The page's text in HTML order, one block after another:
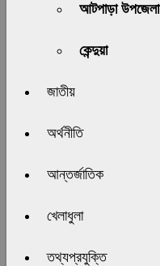
আটপাড়া উপজেলা
কেন্দুয়া
জাতীয়
অর্থনীতি
আন্তর্জাতিক
খেলাধুলা
তথ্যপ্রযুক্তি